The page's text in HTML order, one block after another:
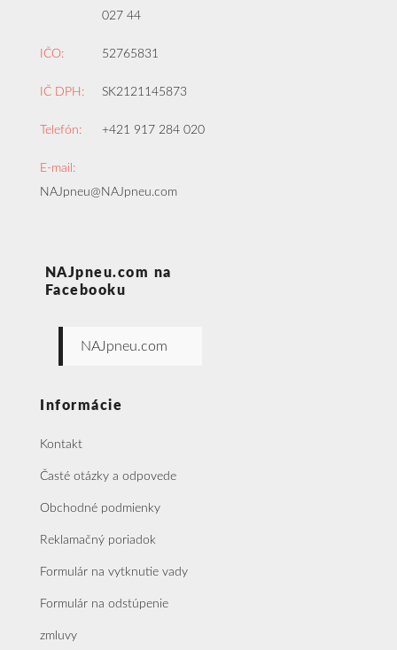
027 44
IČO: 52765831
IČ DPH: SK2121145873
Telefón: +421 917 284 020
E-mail:
NAJpneu@NAJpneu.com
NAJpneu.com na
Facebooku
NAJpneu.com
Informácie
Kontakt
Časté otázky a odpovede
Obchodné podmienky
Reklamačný poriadok
Formulár na vytknutie vady
Formulár na odstúpenie
zmluvy